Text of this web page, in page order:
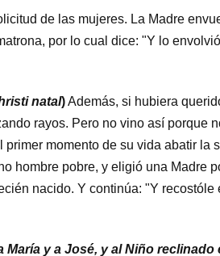
de las mujeres. La Madre
por lo cual dice: "Y lo
natal)Además, si hubiera
rayos. Pero no vino así porque
momento de su vida abatir la
hombre pobre, y eligió una Madre
nacido. Y continúa: "Y recostóle
y a José, y al Niño reclinado